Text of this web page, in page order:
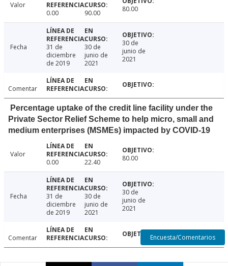
Valor
0.00
90.00 80.00
Fecha
31 de
diciembre
de 2019
30 de
junio de
2021
30 de
junio de
2021
Comentar
Percentage uptake of the credit line facility under the
Private Sector Relief Scheme to help micro, small and
medium enterprises (MSMEs) impacted by COVID-19
Valor
0.00
22.40 80.00
Fecha
31 de
diciembre
de 2019
30 de
junio de
2021
30 de
junio de
2021
Comentar Encuesta/Comentarios